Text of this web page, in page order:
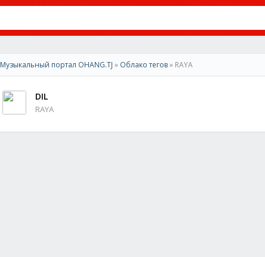
Музыкальный портал OHANG.TJ » Облако тегов» RAYA
DIL
RAYA